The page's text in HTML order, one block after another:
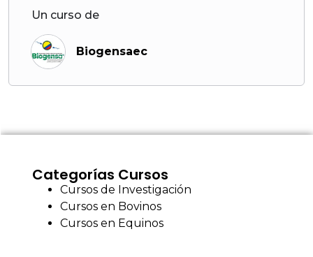
Un curso de
Biogensaec
Categorías Cursos
Cursos de Investigación
Cursos en Bovinos
Cursos en Equinos